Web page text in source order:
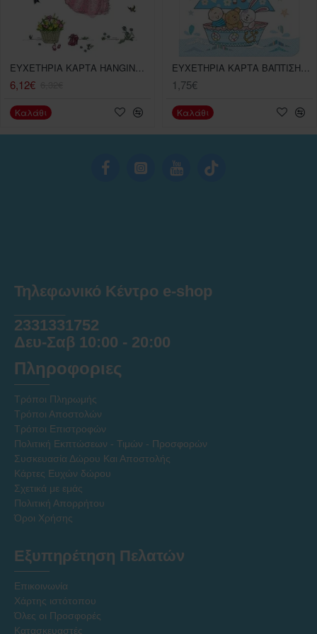
ΕΥΧΕΤΗΡΙΑ ΚΑΡΤΑ HANGING DRESSES
6,12€
Καλάθι
ΕΥΧΕΤΗΡΙΑ ΚΑΡΤΑ ΒΑΠΤΙΣΗΣ ΓΙΟΣ ΒΑΡΚΑ 14Χ11,5 ΕΚ
1,75€
Καλάθι
Τηλεφωνικό Κέντρο e-shop
2331331752
Δευ-Σαβ 10:00 - 20:00
Πληροφοριες
Τρόποι Πληρωμής
Τρόποι Αποστολών
Τρόποι Επιστροφών
Πολιτική Εκπτώσεων - Τιμών - Προσφορών
Συσκευασία Δώρου Και Αποστολής
Κάρτες Ευχών δώρου
Σχετικά με εμάς
Πολιτική Απορρήτου
Όροι Χρήσης
Εξυπηρέτηση Πελατών
Επικοινωνία
Χάρτης ιστότοπου
Όλες οι Προσφορές
Κατασκευαστές